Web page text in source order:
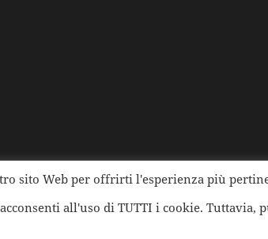
Geometri e dei Geometri Laureati della
sito Web per offrirti l'esperienza più
acconsenti all'uso di TUTTI i cookie.